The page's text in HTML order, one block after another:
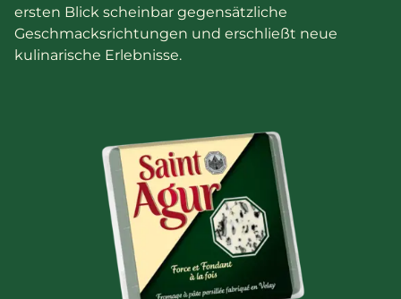
ersten Blick scheinbar gegensätzliche
Geschmacksrichtungen und erschließt neue
kulinarische Erlebnisse.